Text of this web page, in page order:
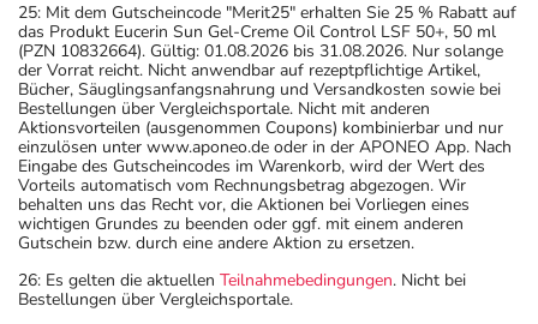
25: Mit dem Gutscheincode "Merit25" erhalten Sie 25 % Rabatt auf
das Produkt Eucerin Sun Gel-Creme Oil Control LSF 50+, 50 ml
(PZN 10832664). Gültig: 01.08.2026 bis 31.08.2026. Nur solange
der Vorrat reicht. Nicht anwendbar auf rezeptpflichtige Artikel,
Bücher, Säuglingsanfangsnahrung und Versandkosten sowie bei
Bestellungen über Vergleichsportale. Nicht mit anderen
Aktionsvorteilen (ausgenommen Coupons) kombinierbar und nur
einzulösen unter www.aponeo.de oder in der APONEO App. Nach
Eingabe des Gutscheincodes im Warenkorb, wird der Wert des
Vorteils automatisch vom Rechnungsbetrag abgezogen. Wir
behalten uns das Recht vor, die Aktionen bei Vorliegen eines
wichtigen Grundes zu beenden oder ggf. mit einem anderen
Gutschein bzw. durch eine andere Aktion zu ersetzen.
26: Es gelten die aktuellen Teilnahmebedingungen. Nicht bei
Bestellungen über Vergleichsportale.